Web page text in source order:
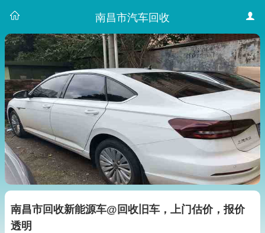
南昌市汽车回收
南昌市回收新能源车@回收旧车，上门估价，报价
透明